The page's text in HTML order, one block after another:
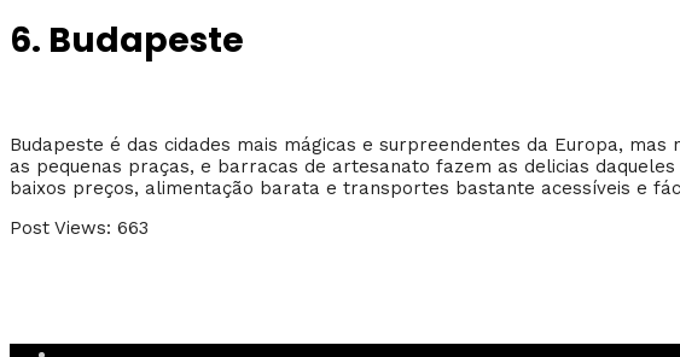
6. Budapeste
Budapeste é das cidades mais mágicas e surpreendentes da Europa,
as pequenas praças, e barracas de artesanato fazem as delicias
baixos preços, alimentação barata e transportes bastante acessíveis e
Post Views: 663